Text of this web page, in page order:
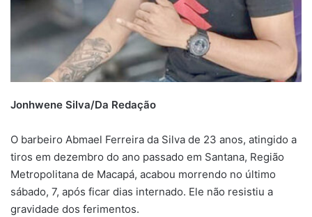
Jonhwene Silva/Da Redação
O barbeiro Abmael Ferreira da Silva de 23 anos, atingido a
tiros em dezembro do ano passado em Santana, Região
Metropolitana de Macapá, acabou morrendo no último
sábado, 7, após ficar dias internado. Ele não resistiu a
gravidade dos ferimentos.